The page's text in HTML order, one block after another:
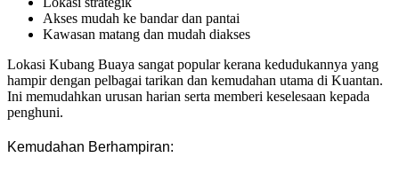
Akses mudah ke bandar dan pantai
Kawasan matang dan mudah diakses
Lokasi Kubang Buaya sangat popular kerana kedudukannya yang
hampir dengan pelbagai tarikan dan kemudahan utama di Kuantan.
Ini memudahkan urusan harian serta memberi keselesaan kepada
penghuni.
Kemudahan Berhampiran: